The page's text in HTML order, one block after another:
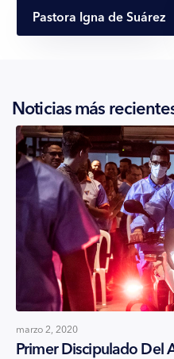
Pastora Igna de Suárez
Noticias más
marzo 2, 2020
Primer Discipulado Del